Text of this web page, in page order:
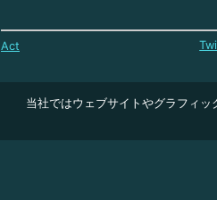
Act
当社ではウェブサイトやグラフィッ